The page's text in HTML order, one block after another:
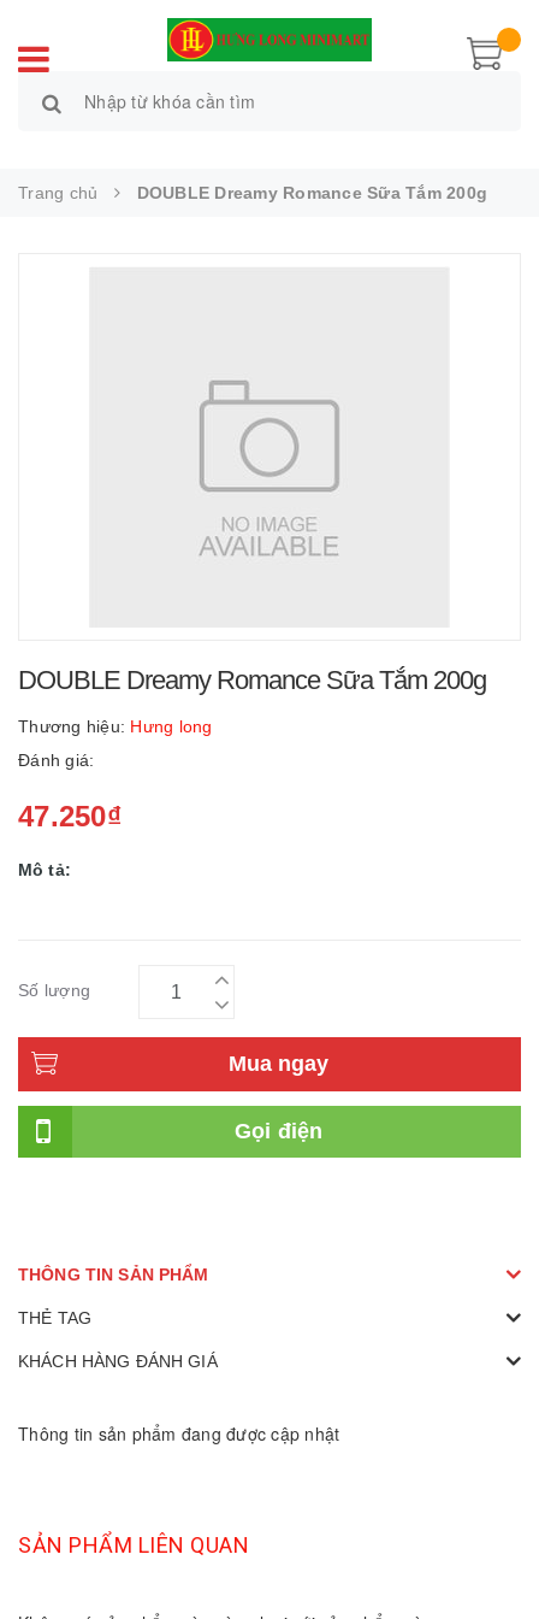
Trang chủ DOUBLE Dreamy Romance Sữa Tắm 200g
DOUBLE Dreamy Romance Sữa Tắm 200g
Thương hiệu: Hưng long
Đánh giá:
47.250₫
Mô tả:
Số lượng
Mua ngay
Gọi điện
THÔNG TIN SẢN PHẨM
THẺ TAG
KHÁCH HÀNG ĐÁNH GIÁ
Thông tin sản phẩm đang được cập nhật
SẢN PHẨM LIÊN QUAN